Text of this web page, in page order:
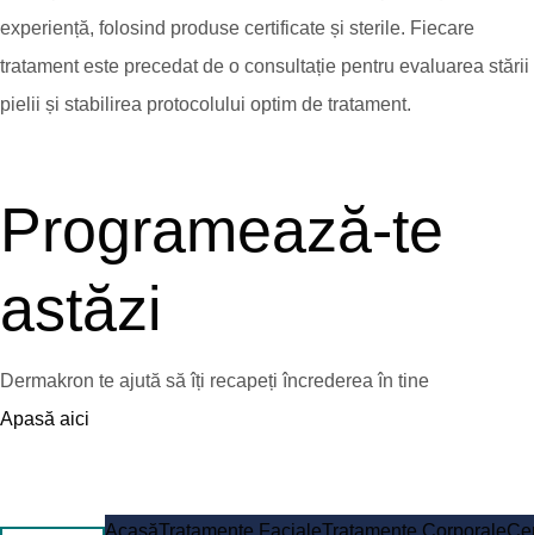
experiență, folosind produse certificate și sterile. Fiecare
tratament este precedat de o consultație pentru evaluarea stării
pielii și stabilirea protocolului optim de tratament.
Programează-te
astăzi
Dermakron te ajută să îți recapeți încrederea în tine
Apasă aici